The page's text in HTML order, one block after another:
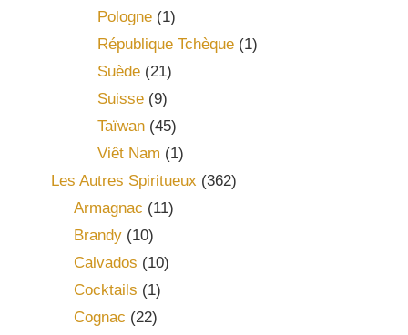
Pologne(1)
République Tchèque(1)
Suède(21)
Suisse(9)
Taïwan(45)
Viêt Nam (1)
Les Autres Spiritueux (362)
Armagnac (11)
Brandy (10)
Calvados (10)
Cocktails (1)
Cognac (22)